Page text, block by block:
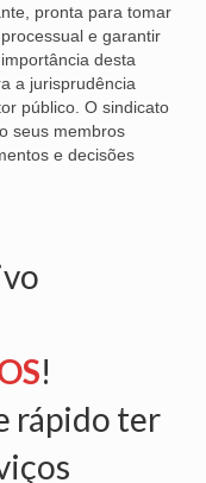
pronta para tomar
e garantir
desta
a jurisprudência
público. O sindicato
seus membros
e decisões
!
rápido ter